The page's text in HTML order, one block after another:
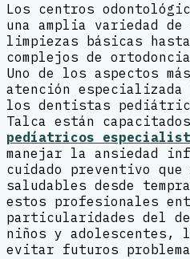
Los centros
una amplia variedad
limpiezas básicas
complejos de
Uno de los aspectos
atención
los dentistas
Talca están capacitados
pedíatricos
manejar la ansiedad
cuidado preventivo que
saludables desde
estos profesionales
particularidades del
niños y adolescentes,
evitar futuros